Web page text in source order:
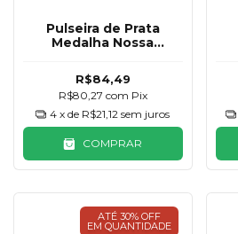
Pulseira de Prata
Medalha Nossa
R$84,49
R$80,27 com Pix
4 x de R$21,12 sem juros
COMPRAR
ATÉ 30% OFF
EM QUANTIDADE